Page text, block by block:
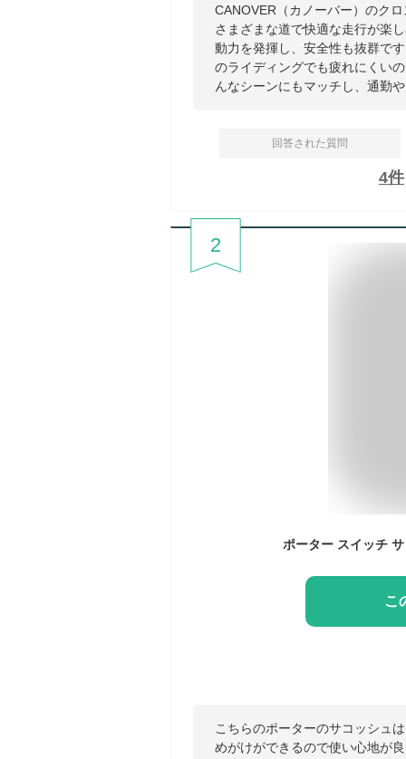
CANOVER（カノーバー）のク
さまざまな道で快適な走行が楽
動力を発揮し、安全性も抜群で
のライディングでも疲れにくい
んなシーンにもマッチし、通勤
回答された質問
4件
2
こ
こちらのポーターのサコッシュ
めがけができるので使い心地が